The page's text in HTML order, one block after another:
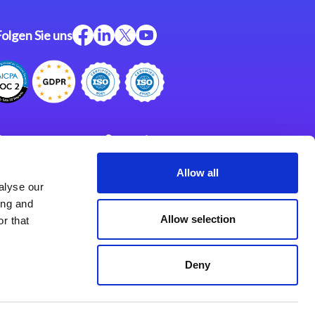
our
and
that
Allow all
Allow selection
Deny
Sie uns
Support
Impressum